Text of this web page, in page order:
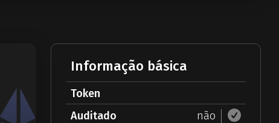
Informação básica
Token
Auditado
não